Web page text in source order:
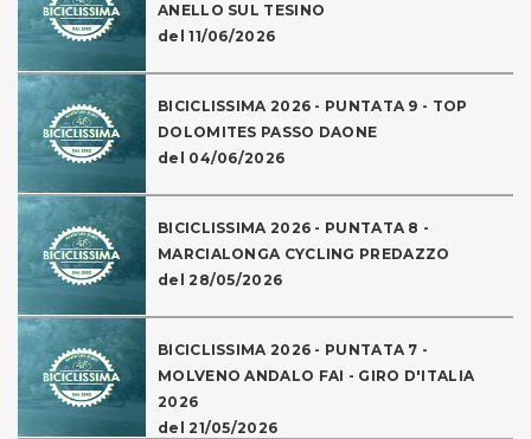
ANELLO SUL TESINO
del 11/06/2026
BICICLISSIMA 2026 - PUNTATA 9 - TOP
DOLOMITES PASSO DAONE
del 04/06/2026
BICICLISSIMA 2026 - PUNTATA 8 -
MARCIALONGA CYCLING PREDAZZO
del 28/05/2026
BICICLISSIMA 2026 - PUNTATA 7 -
MOLVENO ANDALO FAI - GIRO D'ITALIA
2026
del 21/05/2026